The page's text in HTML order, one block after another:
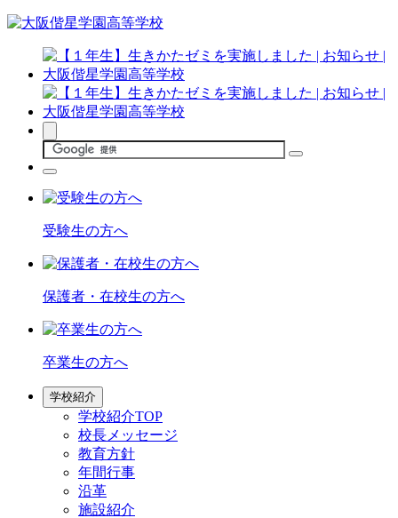
受験生の方へ
保護者・在校生の方へ
卒業生の方へ
学校紹介
学校紹介TOP
校長メッセージ
教育方針
年間行事
沿革
施設紹介